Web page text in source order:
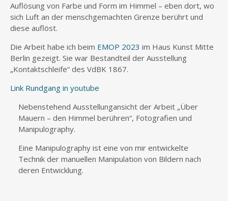
Auflösung von Farbe und Form im Himmel – eben dort, wo
sich Luft an der menschgemachten Grenze berührt und
diese auflöst.
Die Arbeit habe ich beim EMOP 2023 im Haus Kunst Mitte
Berlin gezeigt. Sie war Bestandteil der Ausstellung
„Kontaktschleife“ des VdBK 1867.
Link Rundgang in youtube
Nebenstehend Ausstellungansicht der Arbeit „Über
Mauern – den Himmel berühren“, Fotografien und
Manipulography.
Eine Manipulography ist eine von mir entwickelte
Technik der manuellen Manipulation von Bildern nach
deren Entwicklung.